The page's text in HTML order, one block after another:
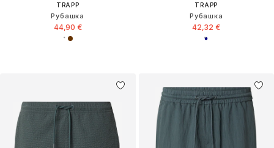
TRAPP
Рубашка
44,90 €
TRAPP
Рубашка
42,32 €